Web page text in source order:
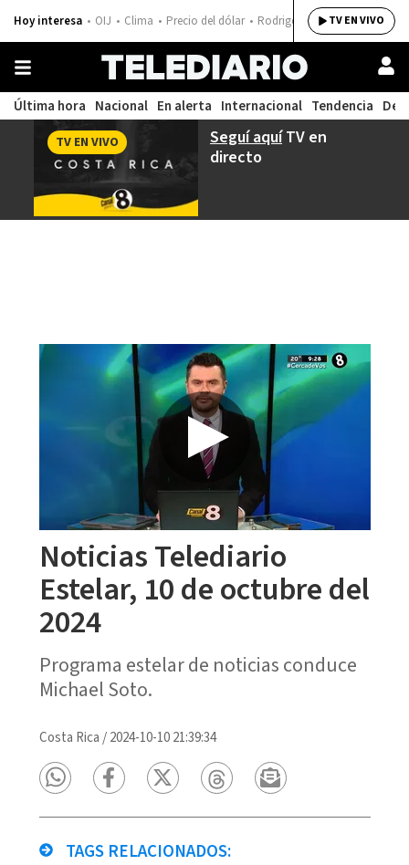
Hoy interesa OIJ Clima Precio del dólar Rodrigo ChavesTV EN VIVO
Última hora Nacional En alerta Internacional Tendencia
Seguí aquíTV en
directo
TV EN VIVO
Noticias Telediario
Estelar, 10 de octubre del
2024
Programa estelar de noticias conduce
Michael Soto.
Costa Rica /2024-10-10 21:39:34
TAGS RELACIONADOS: